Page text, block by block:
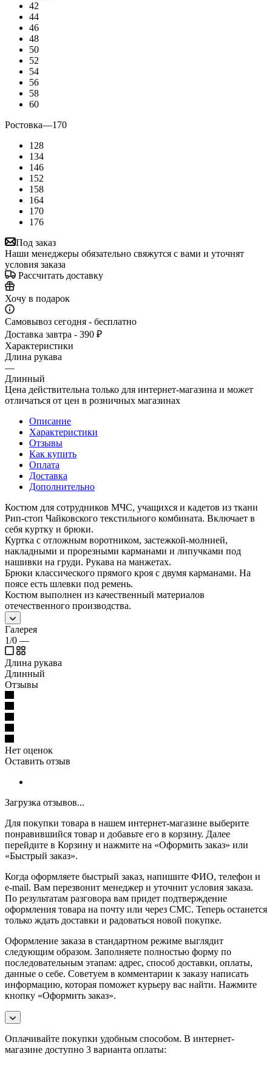
42
44
46
48
50
52
54
56
58
60
Ростовка—170
128
134
146
152
158
164
170
176
Под заказ
Наши менеджеры обязательно свяжутся с вами и уточнят
условия заказа
Рассчитать доставку
Хочу в подарок
Самовывоз сегодня - бесплатно
Доставка завтра - 390 ₽
Характеристики
Длина рукава
—
Длинный
Цена действительна только для интернет-магазина и может
отличаться от цен в розничных магазинах
Описание
Характеристики
Отзывы
Как купить
Оплата
Доставка
Дополнительно
Костюм для сотрудников МЧС, учащихся и кадетов из ткани
Рип-стоп Чайковского текстильного комбината. Включает в
себя куртку и брюки.
Куртка с отложным воротником, застежкой-молнией,
накладными и прорезными карманами и липучками под
нашивки на груди. Рукава на манжетах.
Брюки классического прямого кроя с двумя карманами. На
поясе есть шлевки под ремень.
Костюм выполнен из качественный материалов
отечественного производства.
Галерея
1/0 —
Длина рукава
Длинный
Отзывы
Нет оценок
Оставить отзыв
Загрузка отзывов...
Для покупки товара в нашем интернет-магазине выберите
понравившийся товар и добавьте его в корзину. Далее
перейдите в Корзину и нажмите на «Оформить заказ» или
«Быстрый заказ».
Когда оформляете быстрый заказ, напишите ФИО, телефон и
e-mail. Вам перезвонит менеджер и уточнит условия заказа.
По результатам разговора вам придет подтверждение
оформления товара на почту или через СМС. Теперь останется
только ждать доставки и радоваться новой покупке.
Оформление заказа в стандартном режиме выглядит
следующим образом. Заполняете полностью форму по
последовательным этапам: адрес, способ доставки, оплаты,
данные о себе. Советуем в комментарии к заказу написать
информацию, которая поможет курьеру вас найти. Нажмите
кнопку «Оформить заказ».
Оплачивайте покупки удобным способом. В интернет-
магазине доступно 3 варианта оплаты: